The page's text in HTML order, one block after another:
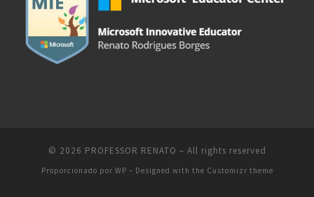
© 2026 PROFESSOR RENATO – All rights reserved
Proporcionado por WP – Designed with the Customizr theme